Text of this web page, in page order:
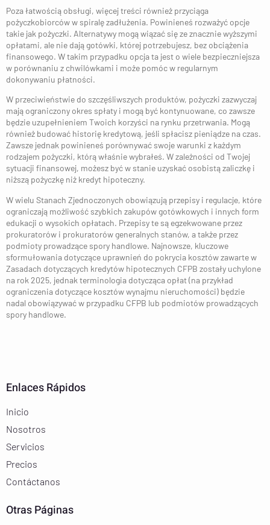
Poza łatwością obsługi, więcej treści również przyciąga
pożyczkobiorców w spiralę zadłużenia. Powinieneś rozważyć opcje
takie jak pożyczki. Alternatywy mogą wiązać się ze znacznie wyższymi
opłatami, ale nie dają gotówki, której potrzebujesz, bez obciążenia
finansowego. W takim przypadku opcja ta jest o wiele bezpieczniejsza
w porównaniu z chwilówkami i może pomóc w regularnym
dokonywaniu płatności.
W przeciwieństwie do szczęśliwszych produktów, pożyczki zazwyczaj
mają ograniczony okres spłaty i mogą być kontynuowane, co zawsze
będzie uzupełnieniem Twoich korzyści na rynku przetrwania. Mogą
również budować historię kredytową, jeśli spłacisz pieniądze na czas.
Zawsze jednak powinieneś porównywać swoje warunki z każdym
rodzajem pożyczki, którą właśnie wybrałeś. W zależności od Twojej
sytuacji finansowej, możesz być w stanie uzyskać osobistą zaliczkę i
niższą pożyczkę niż kredyt hipoteczny.
W wielu Stanach Zjednoczonych obowiązują przepisy i regulacje, które
ograniczają możliwość szybkich zakupów gotówkowych i innych form
edukacji o wysokich opłatach. Przepisy te są egzekwowane przez
prokuratorów i prokuratorów generalnych stanów, a także przez
podmioty prowadzące spory handlowe. Najnowsze, kluczowe
sformułowania dotyczące uprawnień do pokrycia kosztów zawarte w
Zasadach dotyczących kredytów hipotecznych CFPB zostały uchylone
na rok 2025, jednak terminologia dotycząca opłat (na przykład
ograniczenia dotyczące kosztów wynajmu nieruchomości) będzie
nadal obowiązywać w przypadku CFPB lub podmiotów prowadzących
spory handlowe.
Enlaces Rápidos
Inicio
Nosotros
Servicios
Precios
Contáctanos
Otras Páginas